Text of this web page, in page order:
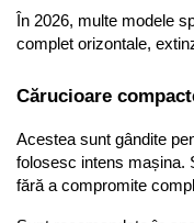
În 2026, multe modele
complet orizontale,
Cărucioare
Acestea sunt gândite
folosesc intens mașina.
fără a compromite